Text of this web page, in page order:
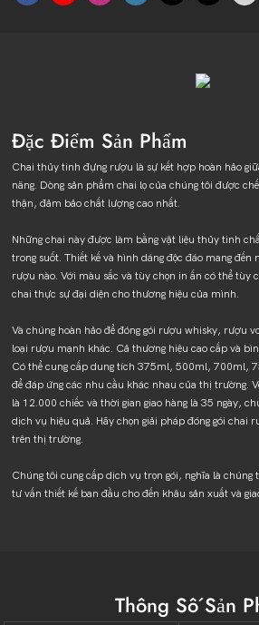
Đặc Điểm Sản Phẩm
Chai thủy tinh đựng rượu là sự kết hợp hoàn hảo
năng. Dòng sản phẩm chai lọ của chúng tôi được
thận, đảm bảo chất lượng cao nhất.
Những chai này được làm bằng vật liệu thủy tinh
trong suốt. Thiết kế và hình dáng độc đáo mang đến
rượu nào. Với màu sắc và tùy chọn in ấn có thể tùy
chai thực sự đại diện cho thương hiệu của mình.
Và chúng hoàn hảo để đóng gói rượu whisky, rượu
loại rượu mạnh khác. Cả thương hiệu cao cấp và
Có thể cung cấp dung tích 375ml, 500ml, 700ml,
để đáp ứng các nhu cầu khác nhau của thị trường.
là 12.000 chiếc và thời gian giao hàng là 35 ngày,
dịch vụ hiệu quả. Hãy chọn giải pháp đóng gói chai
trên thị trường.
Chúng tôi cung cấp dịch vụ trọn gói, nghĩa là chúng
tư vấn thiết kế ban đầu cho đến khâu sản xuất và
Thông Số Sản